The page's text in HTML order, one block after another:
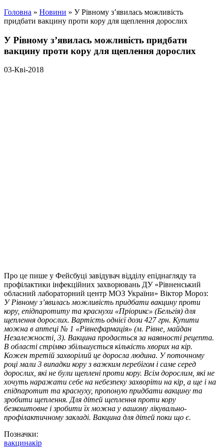
Головна » Новини » У Рівному з’явилась можливість
придбати вакцину проти кору для щеплення дорослих
У Рівному з’явилась можливість придбати
вакцину проти кору для щеплення дорослих
03-Кві-2018
Про це пише у Фейсбуці завідувач відділу епіднагляду та
профілактики інфекційних захворювань ДУ «Рівненський
обласний лабораторний центр МОЗ України» Віктор Мороз:
У Рівному з’явилась можливість придбати вакцину проти
кору, епідпаротиту та краснухи «Пріорикс» (Бельгія) для
щеплення дорослих. Вартість однієї дози 427 грн. Купити
можна в аптеці № 1 «Рівнефармація» (м. Рівне, майдан
Незалежності, 3). Вакцина продається за наявності рецепта.
В області стрімко збільшується кількість хворих на кір.
Кожен третій захворілий це доросла людина. У поточному
році мали 3 випадки кору з важким перебігом і саме серед
дорослих, які не були щеплені проти кору. Всім дорослим, які не
хочуть наражати себе на небезпеку захворіти на кір, а ще і на
епідпаротит та краснуху, пропоную придбати вакцину та
зробити щеплення. Для дітей щеплення проти кору
безкоштовне і зробити їх можна у вашому лікувально-
профілактичному закладі. Вакцина для дітей поки що є.
Позначки:
вакцинакір